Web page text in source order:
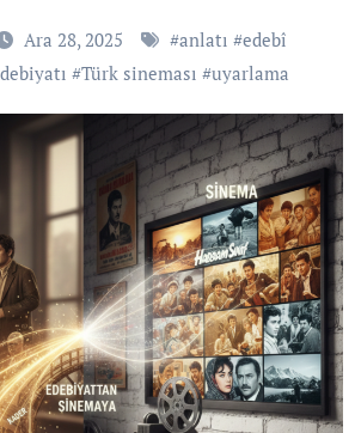
Ara 28, 2025 #anlatı #edebî
#Türk sineması #uyarlama